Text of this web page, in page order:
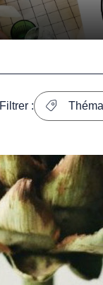
Filtrer :